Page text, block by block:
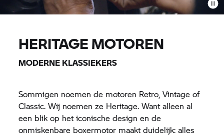
HERITAGE MOTOREN
MODERNE KLASSIEKERS
Sommigen noemen de motoren Retro, Vintage of
Classic. Wij noemen ze Heritage. Want alleen al
een blik op het iconische design en de
onmiskenbare boxermotor maakt duidelijk: alles